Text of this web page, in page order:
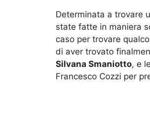
Determinata a trovare
state fatte in maniera
caso per trovare
di aver trovato
Silvana Smaniotto, e
Francesco Cozzi per